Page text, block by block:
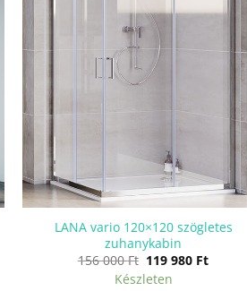
LANA vario 120×120 szögletes
zuhanykabin
156 000Ft Original
price
was:
119 980 FtCurrent
Készleten